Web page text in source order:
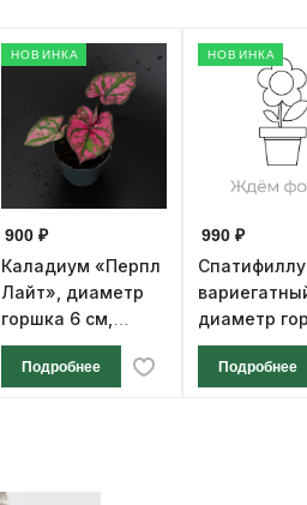
НОВИНКА
900 ₽
Каладиум «Перпл
Лайт», диаметр
горшка 6 см,
высота 12 см
Подробнее
НОВИНКА
990 ₽
диаметр
см, высота
Подробнее